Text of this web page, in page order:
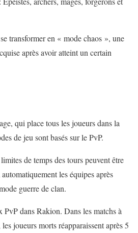
transformer en « mode chaos », une
après avoir atteint un certain
qui place tous les joueurs dans la
de jeu sont basés sur le PvP.
de temps des tours peuvent être
les équipes après
guerre de clan.
dans Rakion. Dans les matchs à
joueurs morts réapparaissent après 5